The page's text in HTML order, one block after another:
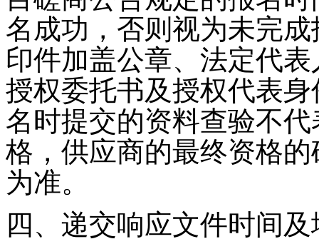
名成功，否则视为未完
印件加盖公章、法定代
授权委托书及授权代表
名时提交的资料查验不
格，供应商的最终资格
为准。
四 、递交响应文件时间及